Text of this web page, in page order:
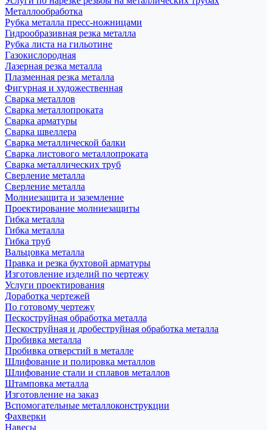
Металлообработка
Рубка металла пресс-ножницами
Гидрообразивная резка металла
Рубка листа на гильотине
Газокислородная
Лазерная резка металла
Плазменная резка металла
Фигурная и художественная
Сварка металлов
Сварка металлопроката
Сварка арматуры
Сварка швеллера
Сварка металлической балки
Сварка листового металлопроката
Сварка металлических труб
Сверление металла
Сверление металла
Молниезащита и заземление
Проектирование молниезащиты
Гибка металла
Гибка металла
Гибка труб
Вальцовка металла
Правка и резка бухтовой арматуры
Изготовление изделий по чертежу
Услуги проектирования
Доработка чертежей
По готовому чертежу
Пескоструйная обработка металла
Пескоструйная и дробеструйная обработка металла
Пробивка металла
Пробивка отверстий в металле
Шлифование и полировка металлов
Шлифование стали и сплавов металлов
Штамповка металла
Изготовление на заказ
Вспомогательные металлоконструкции
Фахверки
Навесы